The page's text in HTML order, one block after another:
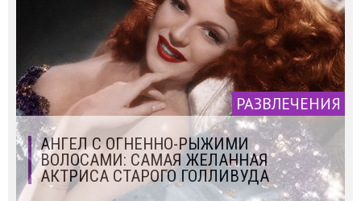
РАЗВЛЕЧЕНИЯ
АНГЕЛ С ОГНЕННО-РЫЖИМИ
ВОЛОСАМИ: САМАЯ ЖЕЛАННАЯ
АКТРИСА СТАРОГО ГОЛЛИВУДА